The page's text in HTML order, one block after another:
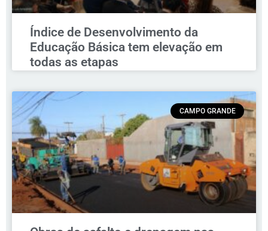
Índice de Desenvolvimento da
Educação Básica tem elevação em
todas as etapas
CAMPO GRANDE